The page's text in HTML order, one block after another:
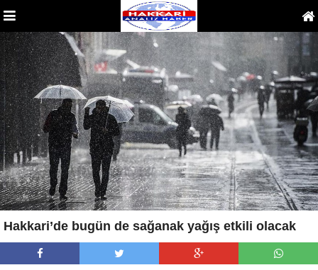
Hakkari’de bugün de sağanak yağış etkili olacak